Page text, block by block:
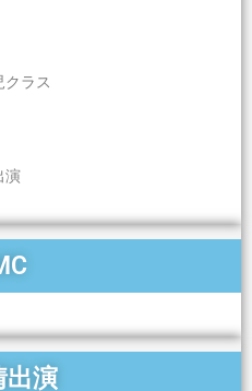
クラス
演
出演